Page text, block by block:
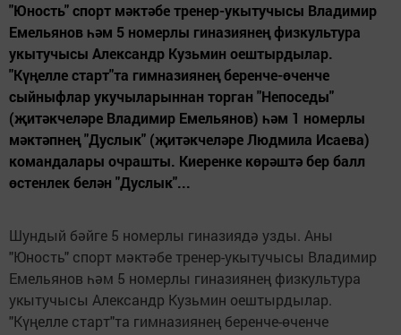
"Юность" спорт мәктәбе тренер-укытучысы Владимир
Емельянов һәм 5 номерлы гиназиянең физкультура
укытучысы Александр Кузьмин оештырдылар.
"Күңелле старт"та гимназиянең беренче-өченче
сыйныфлар укучыларыннан торган "Непоседы"
(җитәкчеләре Владимир Емельянов) һәм 1 номерлы
мәктәпнең "Дуслык" (җитәкчеләре Людмила Исаева)
командалары очрашты. Киеренке көрәштә бер балл
өстенлек белән "Дуслык"...
Шундый бәйге 5 номерлы гиназиядә узды. Аны
"Юность" спорт мәктәбе тренер-укытучысы Владимир
Емельянов һәм 5 номерлы гиназиянең физкультура
укытучысы Александр Кузьмин оештырдылар.
"Күңелле старт"та гимназиянең беренче-өченче